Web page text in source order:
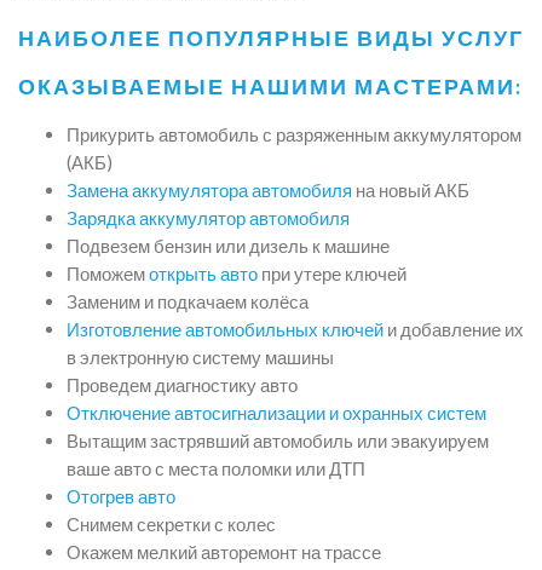
НАИБОЛЕЕ ПОПУЛЯРНЫЕ ВИДЫ УСЛУГ
ОКАЗЫВАЕМЫЕ НАШИМИ МАСТЕРАМИ:
Прикурить автомобиль с разряженным аккумулятором
(АКБ)
Замена аккумулятора автомобиля на новый АКБ
Зарядка аккумулятор автомобиля
Подвезем бензин или дизель к машине
Поможемоткрыть авто при утере ключей
Заменим и подкачаем колёса
Изготовление автомобильных ключей и добавление их
в электронную систему машины
Проведем диагностику авто
Отключение автосигнализации и охранных систем
Вытащим застрявший автомобиль или эвакуируем
ваше авто с места поломки или ДТП
Отогрев авто
Снимем секретки с колес
Окажем мелкий авторемонт на трассе